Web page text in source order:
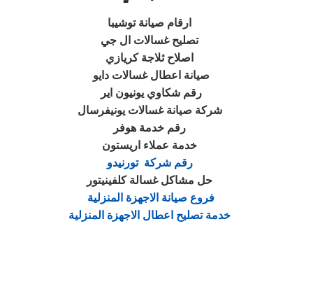
ارقام صيانة توشيبا
تصليح غسالات ال جي
اصلاح ثلاجة كريازي
صيانة اعطال غسالات دايو
رقم شكاوي يونيون اير
شركة صيانة غسالات يونيفرسال
رقم خدمة هوفر
خدمة عملاء اريستون
رقم شركة تورنيدو
حل مشاكل غسالة كلفينيتور
فروع صيانة الاجهزة المنزلية
خدمة تصليح اعطال الاجهزة المنزلية